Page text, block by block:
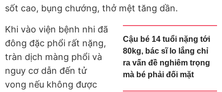
sốt cao, bụng chướng, thở mệt tăng dần.
Cậu bé 14 tuổi nặng tới
80kg, bác sĩ lo lắng chỉ
ra vấn đề nghiêm trọng
mà bé phải đối mặt
Khi vào viện bệnh nhi đã
đông đặc phổi rất nặng,
tràn dịch màng phổi và
nguy cơ dẫn đến tử
vong nếu không được